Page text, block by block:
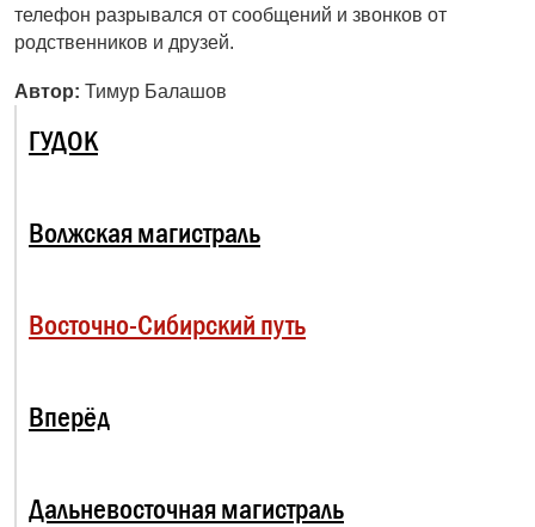
телефон разрывался от сообщений и звонков от
родственников и друзей.
Автор: Тимур Балашов
ГУДОК
Волжская магистраль
Восточно-Сибирский путь
Вперёд
Дальневосточная магистраль